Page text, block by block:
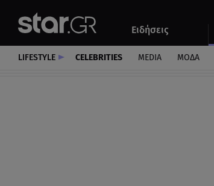
Ειδήσεις
Αυτοκίνητο
LIFESTYLE CELEBRITIES MEDIA ΜΟΔΑ